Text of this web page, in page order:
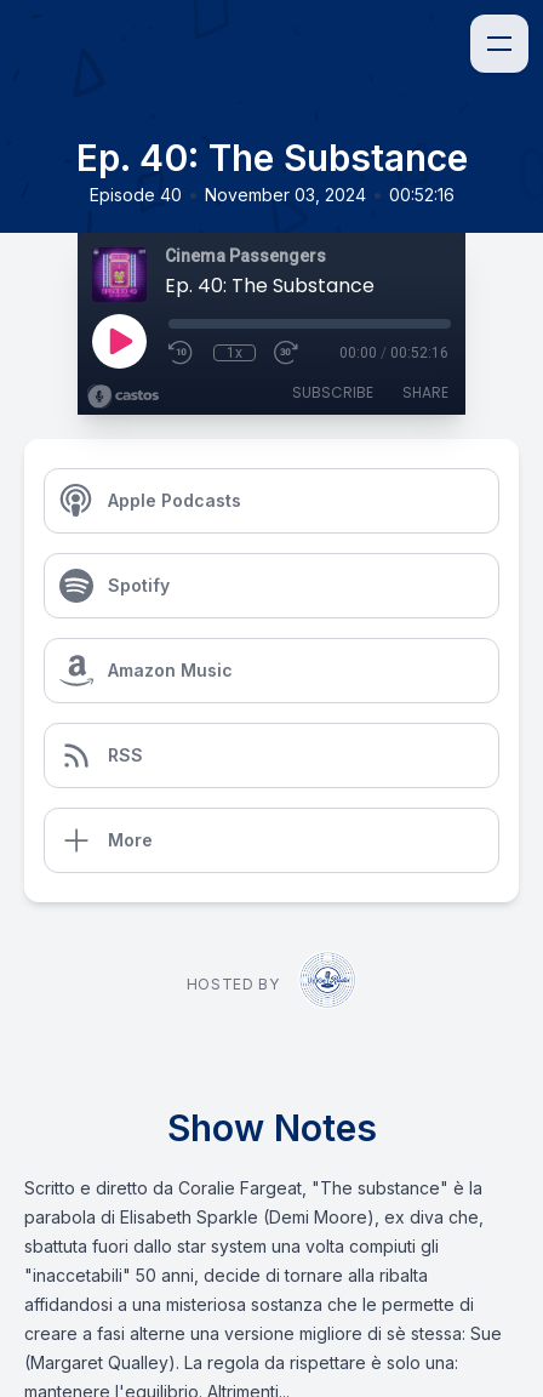
Ep. 40: The Substance
Episode 40 • November 03, 2024 • 00:52:16
Cinema Passengers
Ep. 40: The Substance
1x 00:00 / 00:52:16
SUBSCRIBE SHARE
Apple Podcasts
Spotify
Amazon Music
RSS
More
HOSTED BY
Show Notes
Scritto e diretto da Coralie Fargeat, "The substance" è la
parabola di Elisabeth Sparkle (Demi Moore), ex diva che,
sbattuta fuori dallo star system una volta compiuti gli
"inaccetabili" 50 anni, decide di tornare alla ribalta
affidandosi a una misteriosa sostanza che le permette di
creare a fasi alterne una versione migliore di sè stessa: Sue
(Margaret Qualley). La regola da rispettare è solo una:
mantenere l'equilibrio. Altrimenti...